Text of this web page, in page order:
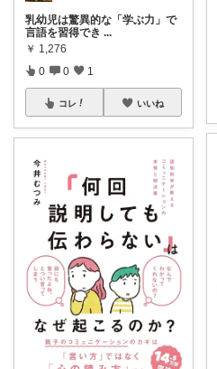
乳幼児は驚異的な「学ぶ力」で
言語を習得でき ...
￥ 1,276
0 0 1
コレ いいね